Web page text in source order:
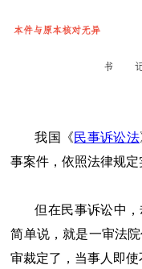
我国《民事诉讼法
事案件，依照法律规定
但在民事诉讼中，
简单说，就是一审法
审裁定了，当事人即使